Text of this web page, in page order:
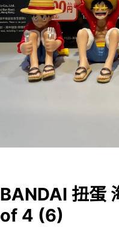
BANDAI 扭蛋
of 4 (6)